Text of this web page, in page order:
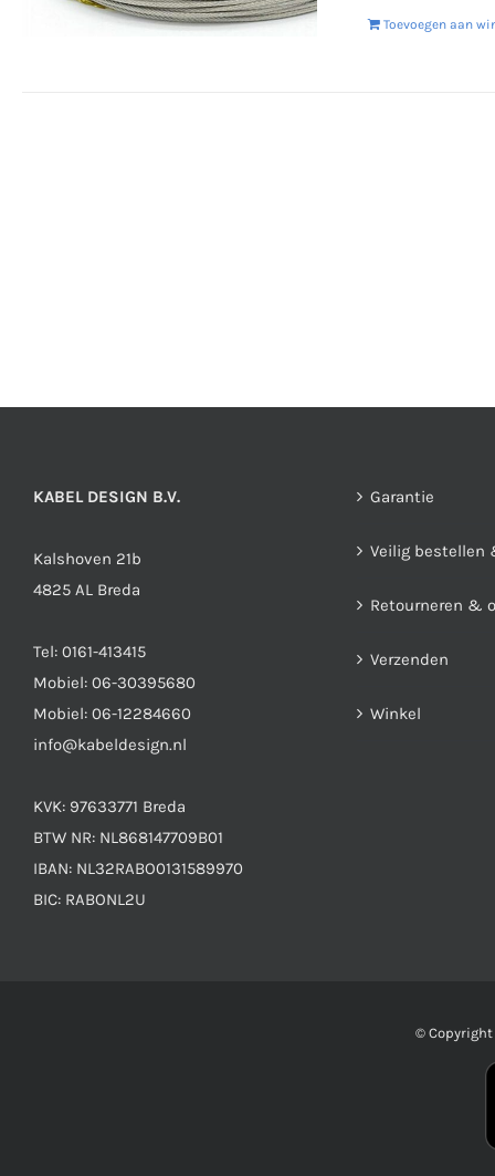
Toevoegen aan
KABEL DESIGN B.V.
Kalshoven 21b
4825 AL Breda
Tel: 0161-413415
Mobiel: 06-30395680
Mobiel: 06-12284660
info@kabeldesign.nl
KVK: 97633771 Breda
BTW NR: NL868147709B01
IBAN: NL32RABO0131589970
BIC: RABONL2U
Garantie
Veilig bestellen
Retourneren &
Verzenden
Winkel
© Copyright